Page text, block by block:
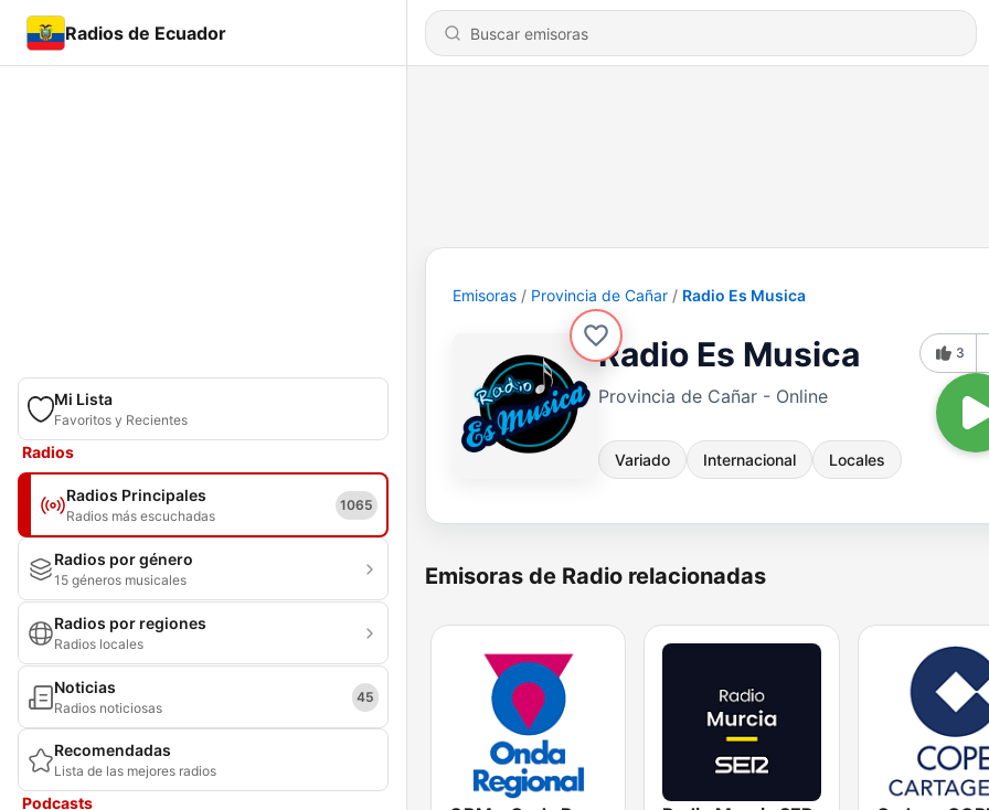
Radios de Ecuador
Mi Lista
Favoritos y Recientes
Radios
Radios Principales
Radios más escuchadas
1065
Radios por género
15 géneros musicales
Radios por regiones
Radios locales
Noticias
Radios noticiosas
45
Recomendadas
Lista de las mejores radios
Podcasts
Emisoras Provincia de Cañar Radio Es Musica
Radio Es Musica
Provincia de Cañar - Online
Variado Internacional Locales
3
Emisoras de Radio relacionadas